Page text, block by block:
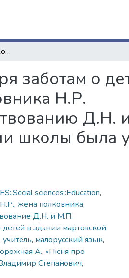
Сл. Мартовая, Волчанского уезда. Благодаря заботам о детях мартовской школы со стороны жены полковника Н.Р. Беклемишевой, а также денежному пожертвованию Д.Н. и М.П. Алифановых, вечером 2-го января в здании школы была устроена для детей елка
заботам о
Н.Р.
Д.Н.
школы была
sciences::Education,
жена полковника,
Д.Н. и М.П.
детей в здании мартовской
, малорусский язык,
А., «Пісня про
Степанович,